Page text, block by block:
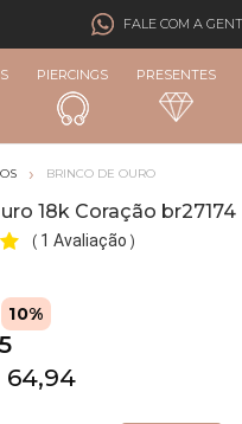
FALE COM A
PIERCINGS PRESENTES
BRINCO DE OURO
18k Coração br27174
( 1 Avaliação )
10%
64,94